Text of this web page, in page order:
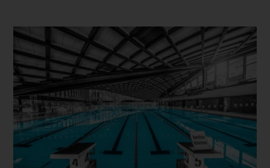
Dieses Produkt weist mehrere Varianten auf. Die Optionen können auf der Produktseite gewählt werden